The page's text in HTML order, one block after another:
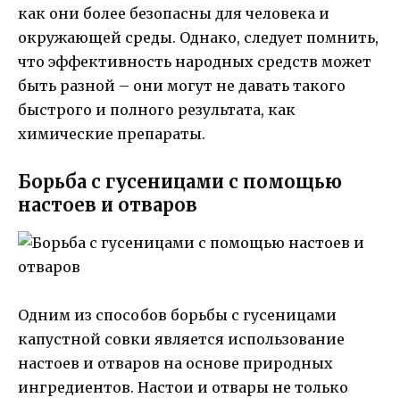
как они более безопасны для человека и
окружающей среды. Однако, следует помнить,
что эффективность народных средств может
быть разной – они могут не давать такого
быстрого и полного результата, как
химические препараты.
Борьба с гусеницами с помощью
настоев и отваров
Одним из способов борьбы с гусеницами
капустной совки является использование
настоев и отваров на основе природных
ингредиентов. Настои и отвары не только